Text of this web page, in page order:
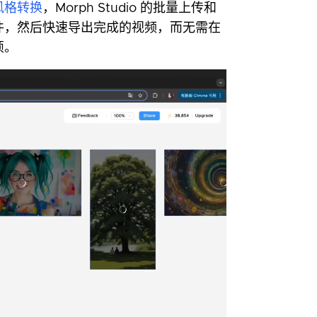
格转换 ，Morph Studio 的批量上传和
然后快速导出完成的视频，而无需在